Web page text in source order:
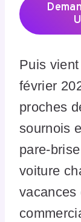
Puis
février
proches
sournois
pare-
voiture
vacances